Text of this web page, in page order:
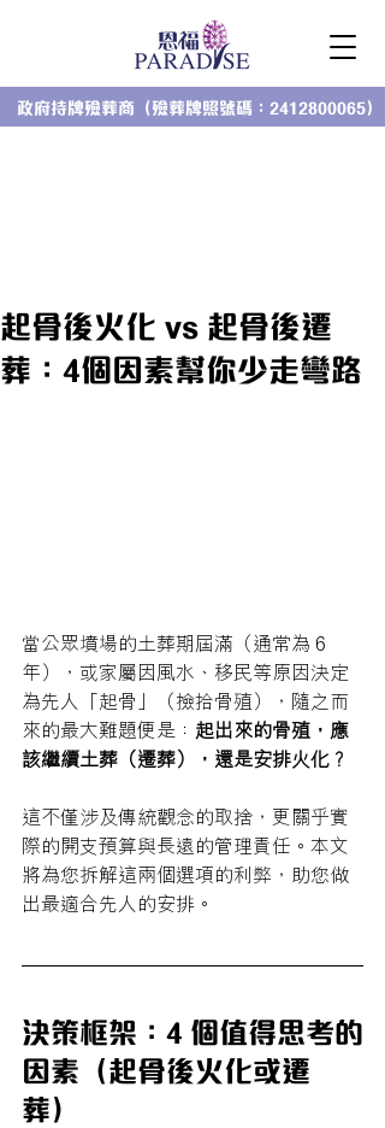
政府持牌殮葬商（殮葬牌照號碼：2412800065）
起骨後火化 vs 起骨後遷
葬：4個因素幫你少走彎路
當公眾墳場的土葬期屆滿（通常為 6
年），或家屬因風水、移民等原因決定
為先人「起骨」（撿拾骨殖），隨之而
來的最大難題便是： 起出來的骨殖，應
該繼續土葬（遷葬），還是安排火化？
這不僅涉及傳統觀念的取捨，更關乎實
際的開支預算與長遠的管理責任。本文
將為您拆解這兩個選項的利弊，助您做
出最適合先人的安排。
決策框架：4 個值得思考的
因素（起骨後火化或遷
葬）